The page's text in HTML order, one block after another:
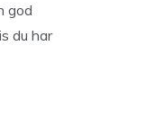
god
du har